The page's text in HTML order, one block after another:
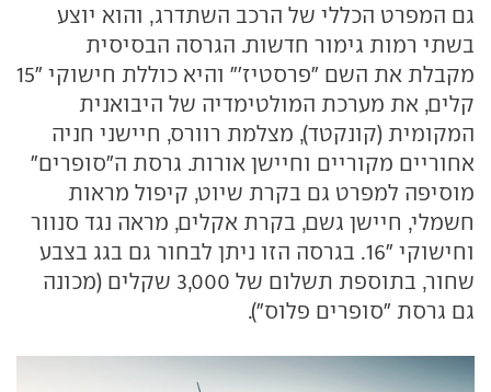
גם המפרט הכללי של הרכב השתדרג, והוא יוצע
בשתי רמות גימור חדשות. הגרסה הבסיסית
מקבלת את השם "פרסטיז'" והיא כוללת חישוקי "15
קלים, את מערכת המולטימדיה של היבואנית
המקומית (קונקטד), מצלמת רוורס, חיישני חניה
אחוריים מקוריים וחיישן אורות. גרסת ה"סופרים"
מוסיפה למפרט גם בקרת שיוט, קיפול מראות
חשמלי, חיישן גשם, בקרת אקלים, מראה נגד סנוור
וחישוקי "16. בגרסה הזו ניתן לבחור גם בגג בצבע
שחור, בתוספת תשלום של 3,000 שקלים (מכונה
גם גרסת "סופרים פלוס").